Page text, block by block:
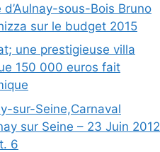
d’Aulnay-sous-Bois Bruno
sur le budget 2015
une prestigieuse villa
150 000 euros fait
sur-Seine,Carnaval
sur Seine – 23 Juin 2012
6